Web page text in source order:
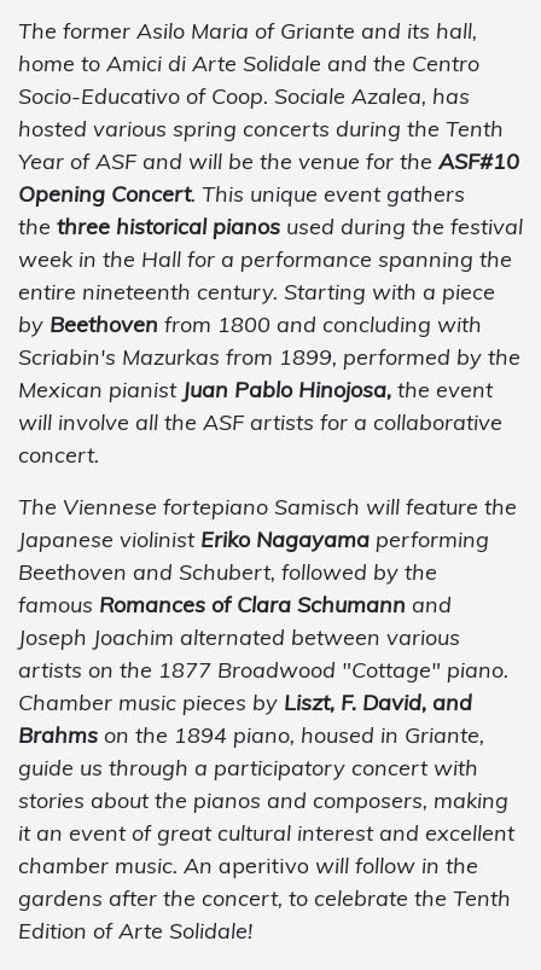
The former Asilo Maria of Griante and its hall,
home to Amici di Arte Solidale and the Centro
Socio-Educativo of Coop. Sociale Azalea, has
hosted various spring concerts during the Tenth
Year of ASF and will be the venue for the ASF#10
Opening Concert. This unique event gathers
the three historical pianos used during the festival
week in the Hall for a performance spanning the
entire nineteenth century. Starting with a piece
by Beethoven from 1800 and concluding with
Scriabin's Mazurkas from 1899, performed by the
Mexican pianist Juan Pablo Hinojosa, the event
will involve all the ASF artists for a collaborative
concert.
The Viennese fortepiano Samisch will feature the
Japanese violinist Eriko Nagayama performing
Beethoven and Schubert, followed by the
famous Romances of Clara Schumann and
Joseph Joachim alternated between various
artists on the 1877 Broadwood "Cottage" piano.
Chamber music pieces by Liszt, F. David, and
Brahms on the 1894 piano, housed in Griante,
guide us through a participatory concert with
stories about the pianos and composers, making
it an event of great cultural interest and excellent
chamber music. An aperitivo will follow in the
gardens after the concert, to celebrate the Tenth
Edition of Arte Solidale!